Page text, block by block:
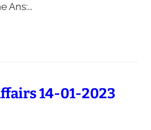
Ans:…
14-01-2023